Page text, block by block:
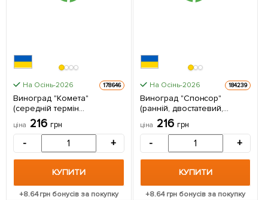
На Осінь-2026 178646
Виноград "Комета"
(середній термін
дозрівання, солодкий,
соковитий) 1 саджанець в
ціна 216 грн
- +
КУПИТИ
+8.64грн бонусів за покупку
На Осінь-2026 184239
Виноград "Спонсор"
(ранній, двостатевий,
солодкий мускат) 1
саджанець в упаковці
ціна 216 грн
- +
КУПИТИ
+8.64грн бонусів за покупку